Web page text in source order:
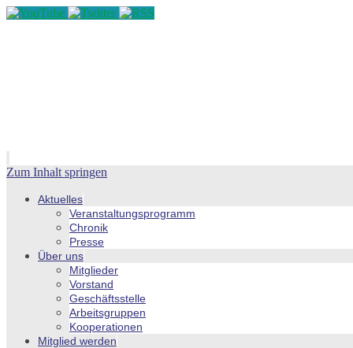
Zum Inhalt springen
Aktuelles
Veranstaltungsprogramm
Chronik
Presse
Über uns
Mitglieder
Vorstand
Geschäftsstelle
Arbeitsgruppen
Kooperationen
Mitglied werden